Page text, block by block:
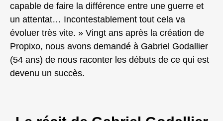
capable de faire la différence entre une guerre et
un attentat… Incontestablement tout cela va
évoluer très vite. » Vingt ans après la création de
Propixo, nous avons demandé à Gabriel Godallier
(54 ans) de nous raconter les débuts de ce qui est
devenu un succès.